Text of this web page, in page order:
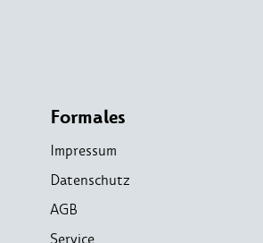
Formales
Impressum
Datenschutz
AGB
Service